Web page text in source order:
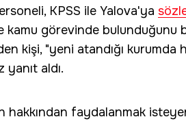
KPSS ile Yalova'ya
kamu görevinde bulunduğunu
kişi, "yeni atandığı kurumda
yanıt aldı.
hakkından faydalanmak